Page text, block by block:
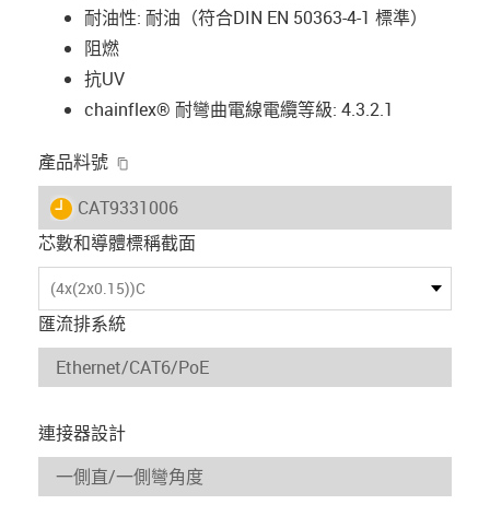
耐油性: 耐油（符合DIN EN 50363-4-1 標準）
阻燃
抗UV
chainflex® 耐彎曲電線電纜等級: 4.3.2.1
產品料號
igus-icon-lieferzeit
CAT9331006
芯數和導體標稱截面
(4x(2x0.15))C
匯流排系統
連接器設計